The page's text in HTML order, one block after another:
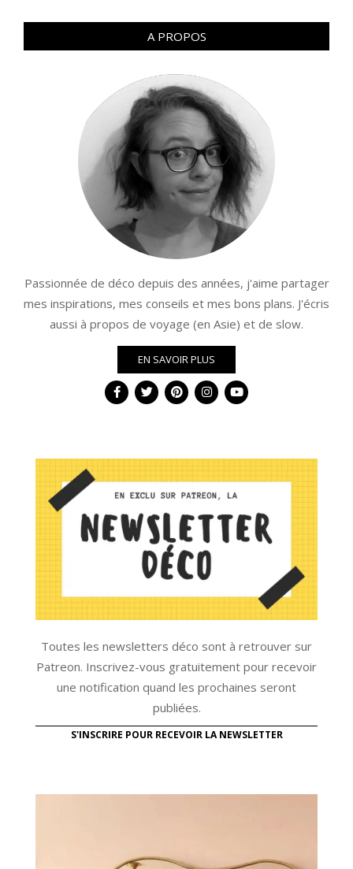
A PROPOS
Passionnée de déco depuis des années, j'aime partager
mes inspirations, mes conseils et mes bons plans. J'écris
aussi à propos de voyage (en Asie) et de slow.
EN SAVOIR PLUS
Toutes les newsletters déco sont à retrouver sur
Patreon. Inscrivez-vous gratuitement pour recevoir
une notification quand les prochaines seront
publiées.
S'INSCRIRE POUR RECEVOIR LA NEWSLETTER